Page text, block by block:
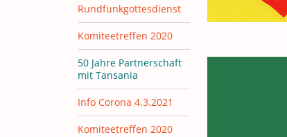
Rundfunkgottesdienst
Komiteetreffen 2020
50 Jahre Partnerschaft
mit Tansania
Info Corona 4.3.2021
Komiteetreffen 2020